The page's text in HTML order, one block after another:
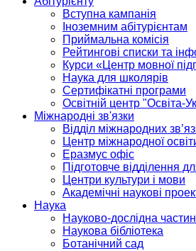
Вступна кампанія
Іноземним абітурієнтам
Приймальна комісія
Рейтингові списки та
Курси «Центр мовної
Наука для школярів
Сертифікатні програми
Освітній центр "Освіта-
Міжнародні зв'язки
Відділ міжнародних
Центр міжнародної
Еразмус офіс
Підготовче відділення
Центри культури і мови
Академічні наукові
Наука
Науково-дослідна
Наукова бібліотека
Ботанічний сад